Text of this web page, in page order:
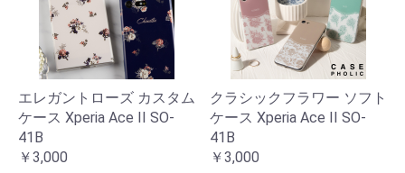
エレガントローズ カスタム
ケース Xperia Ace II SO-
41B
￥3,000
クラシックフラワー ソフト
ケース Xperia Ace II SO-
41B
￥3,000